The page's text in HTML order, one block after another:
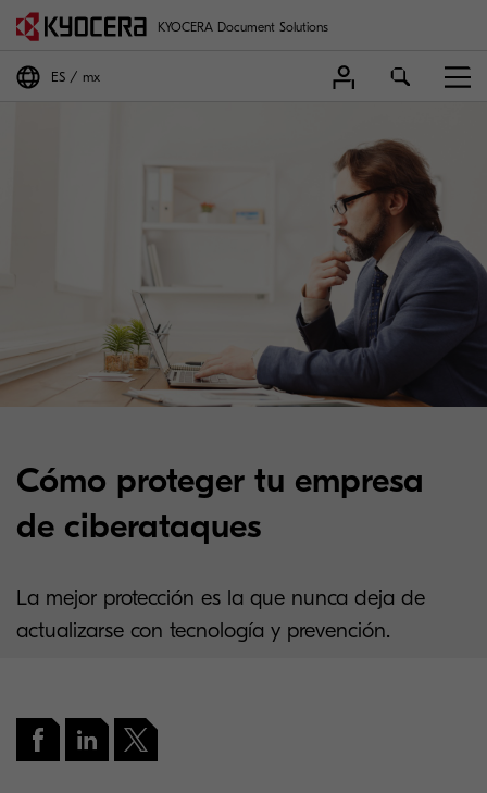
KYOCERA Document Solutions
ES mx
Cómo proteger tu empresa
de ciberataques
La mejor protección es la que nunca deja de
actualizarse con tecnología y prevención.